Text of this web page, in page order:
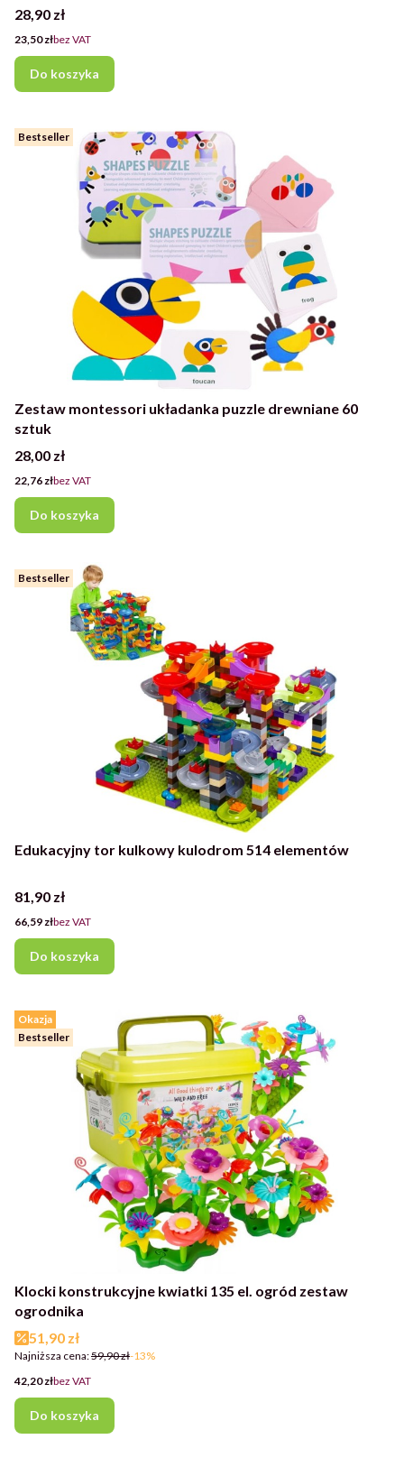
Cena
28,90 zł
Cena
23,50 złbez VAT
Do koszyka
Bestseller
Zestaw montessori układanka puzzle drewniane 60
sztuk
Cena
28,00 zł
Cena
22,76 złbez VAT
Do koszyka
Bestseller
Edukacyjny tor kulkowy kulodrom 514 elementów
Cena
81,90 zł
Cena
66,59 złbez VAT
Do koszyka
Okazja
Bestseller
Klocki konstrukcyjne kwiatki 135 el. ogród zestaw
ogrodnika
Cena promocyjna
51,90 zł
Najniższa cena:59,90 zł-13%
Cena
42,20 złbez VAT
Do koszyka